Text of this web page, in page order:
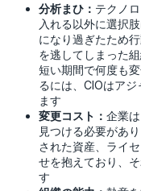
分析まひ： テクノ
入れる以外に選択
になり過ぎたため
を逃してしまった
短い期間で何度も
るには、CIOはア
ます
変更コスト：企業
見つける必要があ
された資産、ライ
せを抱えており、
す